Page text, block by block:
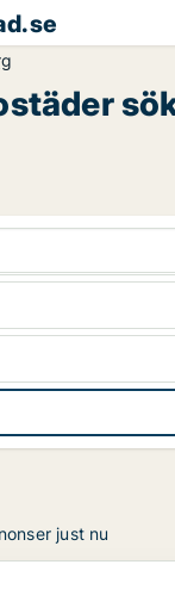
just nu
eller radhus att